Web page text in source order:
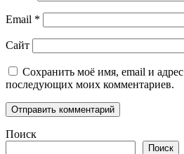
Email *
Сайт
Сохранить моё имя, email и адрес
последующих моих комментариев.
Поиск
Поиск